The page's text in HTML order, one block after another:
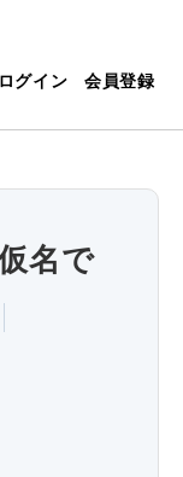
ログイン 会員登録
名で